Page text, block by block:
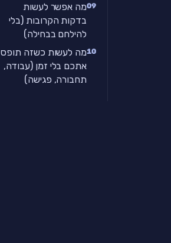
מה אפשר לעשות
בדקות הקרובות (בלי
להילחם בבחילה)
מה לעשות כשזה תופס
אתכם בלי זמן (עבודה,
תחבורה, פגישה)